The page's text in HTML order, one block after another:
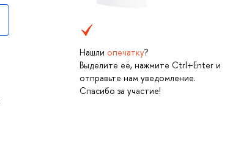
Нашли опечатку?
Выделите её, нажмите Ctrl+Enter и
отправьте нам уведомление.
Спасибо за участие!